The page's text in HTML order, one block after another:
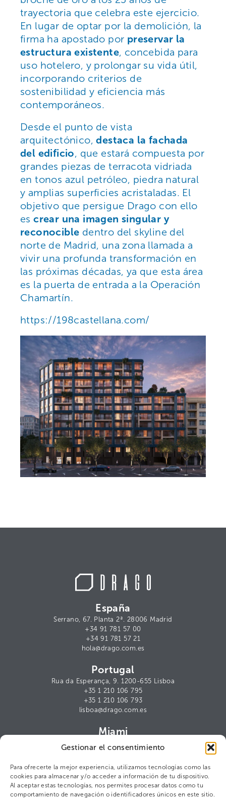
Gestionar el consentimiento
Para ofrecerte la mejor experiencia, utilizamos tecnologías como las
cookies para almacenar y/o acceder a información de tu dispositivo.
Al aceptar estas tecnologías, nos permites procesar datos como tu
comportamiento de navegación o identificadores únicos en este sitio.
trayectoria que celebra este ejercicio.
En lugar de optar por la demolición, la
firma ha apostado por preservar la
estructura existente, concebida para
uso hotelero, y prolongar su vida útil,
incorporando criterios de
sostenibilidad y eficiencia más
contemporáneos.
Desde el punto de vista
arquitectónico,destaca la fachada
del edificio, que estará compuesta por
grandes piezas de terracota vidriada
en tonos azul petróleo, piedra natural
y amplias superficies acristaladas. El
objetivo que persigue Drago con ello
escrear una imagen singular y
reconocible dentro del skyline del
norte de Madrid, una zona llamada a
vivir una profunda transformación en
las próximas décadas, ya que esta área
es la puerta de entrada a la Operación
Chamartín.
https://198castellana.com/
España
Serrano, 67. Planta 2ª. 28006 Madrid
+34 91 781 57 00
+34 91 781 57 21
hola@drago.com.es
Portugal
Rua da Esperança, 9. 1200-655 Lisboa
+35 1 210 106 795
+35 1 210 106 793
lisboa@drago.com.es
Miami
1000 Brickell Avenue, Suite 1112.
Contacto para prensa
Cris Arana